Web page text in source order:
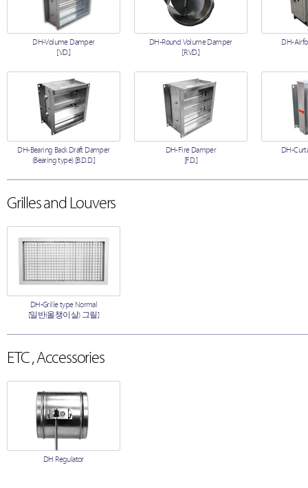
DH-Volume Damper
[V.D.]
DH-Round Volume Damper
[R.V.D.]
DH-
DH-Bearing Back Draft Damper
(Bearing type) [B.D.D.]
DH-Fire Damper
[F.D.]
DH-
Grilles and Louvers
DH-Grille type Normal
[일반(올챙이살) 그릴]
ETC , Accessories
DH Regulator